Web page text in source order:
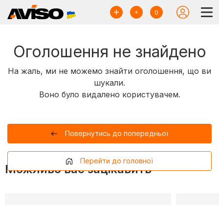
0
Оголошення не знайдено
На жаль, ми не можемо знайти оголошення, що ви
шукали.
Воно було видалено користувачем.
Повернутись до попередньої
Перейти до головної
Можливо вас зацікавить